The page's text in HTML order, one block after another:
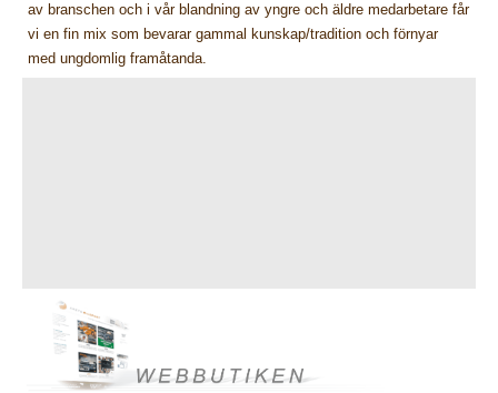
av branschen och i vår blandning av yngre och äldre medarbetare får
vi en fin mix som bevarar gammal kunskap/tradition och förnyar
med ungdomlig framåtanda.